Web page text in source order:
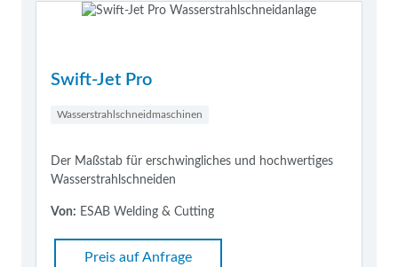
Swift-Jet Pro
Wasserstrahlschneidmaschinen
Der Maßstab für erschwingliches und hochwertiges
Wasserstrahlschneiden
Von: ESAB Welding & Cutting
Preis auf Anfrage